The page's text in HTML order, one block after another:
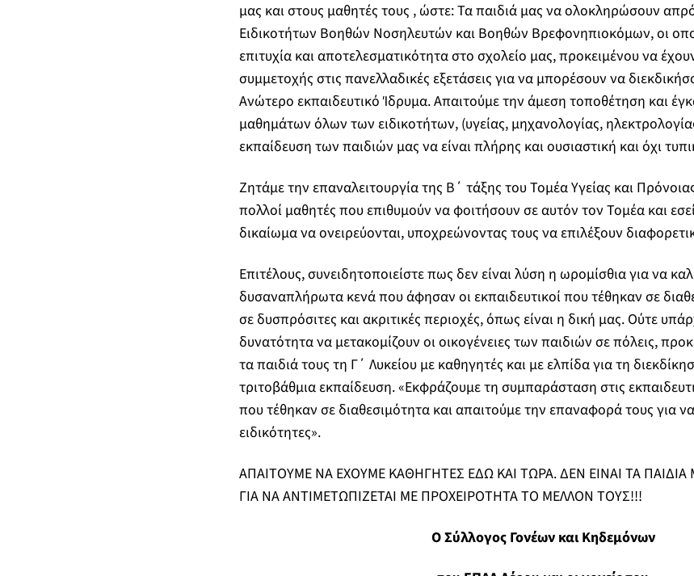
μας και στους μαθητές τους , ώστε: Τα παιδιά μας να ολοκληρώσουν
Ειδικοτήτων Βοηθών Νοσηλευτών και Βοηθών Βρεφονηπιοκόμων, οι
επιτυχία και αποτελεσματικότητα στο σχολείο μας, προκειμένου να
συμμετοχής στις πανελλαδικές εξετάσεις για να μπορέσουν να
Ανώτερο εκπαιδευτικό Ίδρυμα. Απαιτούμε την άμεση τοποθέτηση και
μαθημάτων όλων των ειδικοτήτων, (υγείας, μηχανολογίας,
εκπαίδευση των παιδιών μας να είναι πλήρης και ουσιαστική και όχι
Ζητάμε την επαναλειτουργία της Β΄ τάξης του Τομέα Υγείας και
πολλοί μαθητές που επιθυμούν να φοιτήσουν σε αυτόν τον Τομέα και
δικαίωμα να ονειρεύονται, υποχρεώνοντας τους να επιλέξουν
Επιτέλους, συνειδητοποιείστε πως δεν είναι λύση η ωρομίσθια για να
δυσαναπλήρωτα κενά που άφησαν οι εκπαιδευτικοί που τέθηκαν σε
σε δυσπρόσιτες και ακριτικές περιοχές, όπως είναι η δική μας. Ούτε
δυνατότητα να μετακομίζουν οι οικογένειες των παιδιών σε πόλεις,
τα παιδιά τους τη Γ΄ Λυκείου με καθηγητές και με ελπίδα για τη
τριτοβάθμια εκπαίδευση. «Εκφράζουμε τη συμπαράσταση στις
που τέθηκαν σε διαθεσιμότητα και απαιτούμε την επαναφορά τους για
ειδικότητες».
ΑΠΑΙΤΟΥΜΕ ΝΑ ΕΧΟΥΜΕ ΚΑΘΗΓΗΤΕΣ ΕΔΩ ΚΑΙ ΤΩΡΑ. ΔΕΝ ΕΙΝΑΙ ΤΑ
ΓΙΑ ΝΑ ΑΝΤΙΜΕΤΩΠΙΖΕΤΑΙ ΜΕ ΠΡΟΧΕΙΡΟΤΗΤΑ ΤΟ ΜΕΛΛΟΝ ΤΟΥΣ!!!
Ο Σύλλογος Γονέων και Κηδεμόνων